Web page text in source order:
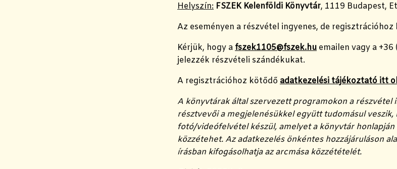
Helyszín: FSZEK Kelenföldi Könyvtár, 1119 Budapest,
Az eseményen a részvétel ingyenes, de
Kérjük, hogy a fszek1105@fszek.hu emailen vagy a
jelezzék részvételi szándékukat.
A regisztrációhoz kötődő adatkezelési tájékoztató itt
A könyvtárak által szervezett programokon a részvétel
résztvevői a megjelenésükkel együtt tudomásul
fotó/videófelvétel készül, amelyet a könyvtár honlapján
közzétehet. Az adatkezelés önkéntes hozzájáruláson
írásban kifogásolhatja az arcmása közzétételét.